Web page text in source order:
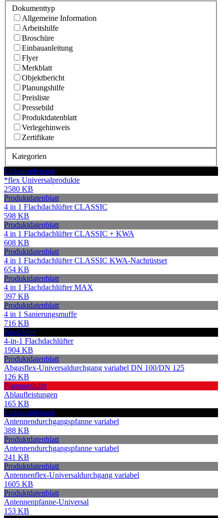
Dokumenttyp
Allgemeine Information
Arbeitshilfe
Broschüre
Einbauanleitung
Flyer
Merkblatt
Objektbericht
Planungshilfe
Preisliste
Pressebild
Produktdatenblatt
Verlegehinweis
Zertifikate
Kategorien
Einbauanleitung
*flex Universalprodukte
2580 KB
Produktdatenblatt
4 in 1 Flachdachlüfter CLASSIC
598 KB
Produktdatenblatt
4 in 1 Flachdachlüfter CLASSIC + KWA
608 KB
Produktdatenblatt
4 in 1 Flachdachlüfter CLASSIC KWA-Nachrüstset
654 KB
Produktdatenblatt
4 in 1 Flachdachlüfter MAX
397 KB
Produktdatenblatt
4 in 1 Sanierungsmuffe
716 KB
Broschüre
4-in-1 Flachdachlüfter
1904 KB
Produktdatenblatt
Abgasflex-Universaldurchgang variabel DN 100/DN 125
126 KB
Planungshilfe
Ablaufleistungen
165 KB
Einbauanleitung
Antennendurchgangspfanne variabel
388 KB
Produktdatenblatt
Antennendurchgangspfanne variabel
241 KB
Produktdatenblatt
Antennenflex-Universaldurchgang variabel
1605 KB
Produktdatenblatt
Antennenpfanne-Universal
153 KB